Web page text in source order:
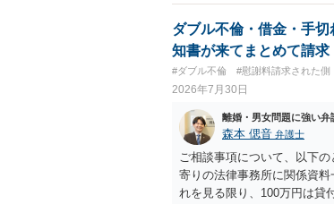
ダブル不倫・借金・手
知書が来てまとめて請求
#ダブル不倫 #慰謝料請求された側
2026年7月30日
離婚・男女問題に強い弁
森本 偲音 弁護士
ご相談事項について、以下
寄りの法律事務所に関係資
れを見る限り、100万円は貸